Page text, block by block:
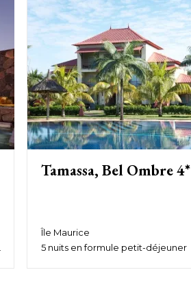
Tamassa, Bel Ombre 4*
Île Maurice
5 nuits en formule petit-déjeuner